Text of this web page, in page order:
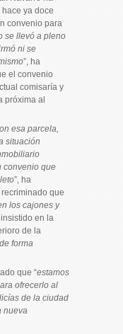
ya doce
convenio para
se llevó a pleno
ni se
”, ha
el convenio
comisaría y
próxima al
esa parcela,
situación
convenio que
”, ha
que
los cajones y
en la
de la
de forma
que “estamos
ofrecerlo al
de la ciudad
nueva